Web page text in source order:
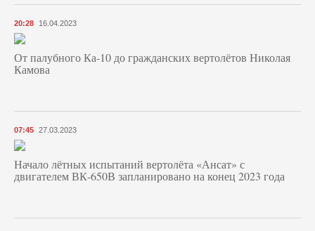
20:28 16.04.2023
От палубного Ка-10 до гражданских вертолётов Николая
Камова
07:45 27.03.2023
Начало лётных испытаний вертолёта «Ансат» с
двигателем ВК-650В запланировано на конец 2023 года